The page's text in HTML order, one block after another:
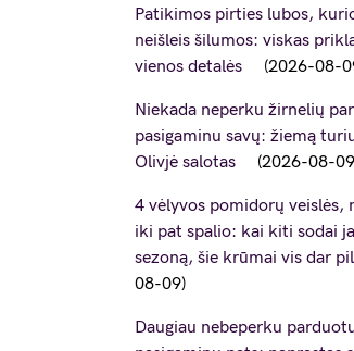
Patikimos pirties lubos,
neišleis šilumos: viskas
vienos detalės
2026-08-
Niekada neperku žirnelių
pasigaminu savų: žiemą
Olivjė salotas
2026-08-09
4 vėlyvos pomidorų veislės,
iki pat spalio: kai kiti sodai
sezoną, šie krūmai vis dar
08-09
Daugiau nebeperku